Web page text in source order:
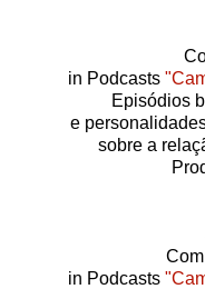
in Podcasts
Episódios
e
sobre a
Com
in Podcasts